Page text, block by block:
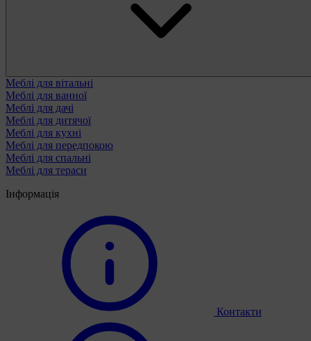
Меблі для вітальні
Меблі для ванної
Меблі для дачі
Меблі для дитячої
Меблі для кухні
Меблі для передпокою
Меблі для спальні
Меблі для тераси
Інформація
Контакти